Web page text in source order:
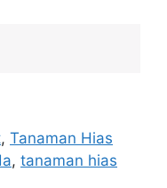
, Tanaman Hias
, tanaman hias